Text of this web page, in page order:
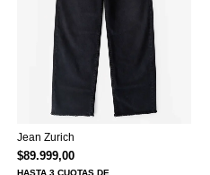
Jean Zurich
$89.999,00
HASTA 3 CUOTASDE